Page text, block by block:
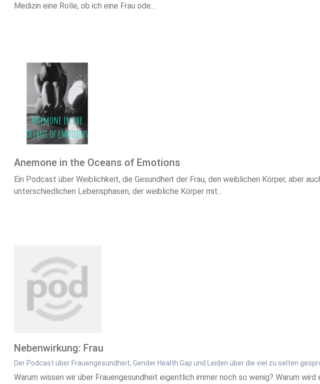
Medizin eine Rolle, ob ich eine Frau ode...
Anemone in the Oceans of Emotions
Ein Podcast über Weiblichkeit, die Gesundheit der Frau, den weiblichen Körper, aber
unterschiedlichen Lebensphasen, der weibliche Körper mit...
Nebenwirkung: Frau
Der Podcast über Frauengesundheit, Gender Health Gap und Leiden über die viel zu selten
Warum wissen wir über Frauengesundheit eigentlich immer noch so wenig? Warum